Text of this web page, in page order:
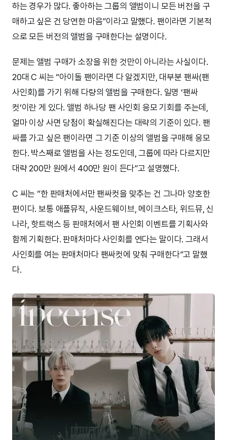
하는 경우가 많다. 좋아하는 그룹의 앨범이니 모든 버전을 구
매하고 싶은 건 당연한 마음”이라고 말했다. 팬이라면 기본적
으로 모든 버전의 앨범을 구매한다는 설명이다.
문제는 앨범 구매가 소장을 위한 것만이 아니라는 사실이다.
20대 C 씨는 “아이돌 팬이라면 다 알겠지만, 대부분 팬싸(팬
사인회)를 가기 위해 다량의 앨범을 구매한다. 일명 ‘팬싸
컷’이란 게 있다. 앨범 하나당 팬 사인회 응모 기회를 주는데,
얼마 이상 사면 당첨이 확실해진다는 대략의 기준이 있다. 팬
싸를 가고 싶은 팬이라면 그 기준 이상의 앨범을 구매해 응모
한다. 박스째로 앨범을 사는 정도인데, 그룹에 따라 다르지만
대략 200만 원에서 400만 원이 든다”고 설명했다.
C 씨는 “한 판매처에서만 팬싸컷을 맞추는 건 그나마 양호한
편이다. 보통 애플뮤직, 사운드웨이브, 메이크스타, 위드뮤, 신
나라, 핫트랙스 등 판매처에서 팬 사인회 이벤트를 기획사와
함께 기획한다. 판매처마다 사인회를 연다는 말이다. 그래서
사인회를 여는 판매처마다 팬싸컷에 맞춰 구매한다”고 말했
다.